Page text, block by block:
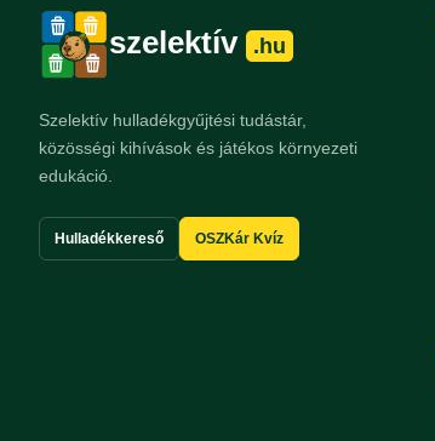
szelektív .hu
Szelektív hulladékgyűjtési tudástár,
közösségi kihívások és játékos környezeti
edukáció.
Hulladékkereső OSZKár Kvíz